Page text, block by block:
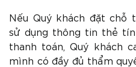
Nếu Quý khách đặt chỗ
sử dụng thông tin thẻ
thanh toán, Quý khách
mình có đầy đủ thẩm